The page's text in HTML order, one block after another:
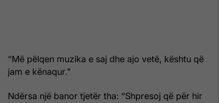
“Më pëlqen muzika e saj dhe ajo vetë, kështu që
jam e kënaqur.”
Ndërsa një banor tjetër tha: “Shpresoj që për hir